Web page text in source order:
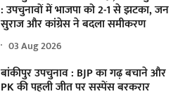
: उपचुनावों में भाजपा को 2-1 से झटका, जन
सुराज और कांग्रेस ने बदला समीकरण
03 Aug 2026
बांकीपुर उपचुनाव : BJP का गढ़ बचाने और
PK की पहली जीत पर सस्पेंस बरकरार